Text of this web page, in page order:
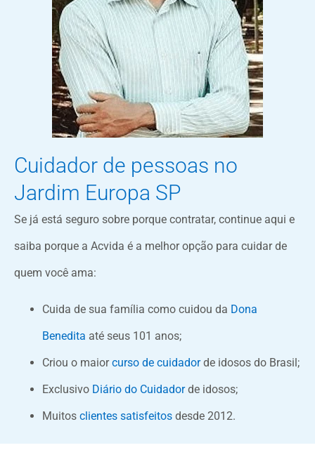
Cuidador de pessoas no
Jardim Europa SP
Se já está seguro sobre porque contratar, continue aqui e
saiba porque a Acvida é a melhor opção para cuidar de
quem você ama:
Cuida de sua família como cuidou da Dona
Benedita até seus 101 anos;
Criou o maiorcurso de cuidadorde idosos do Brasil;
Exclusivo Diário do Cuidadorde idosos;
Muitos clientes satisfeitos desde 2012.